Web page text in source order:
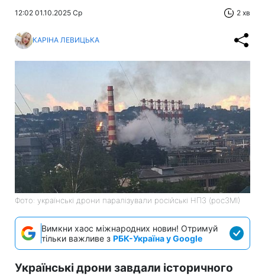
12:02 01.10.2025 Ср 2 хв
КАРІНА ЛЕВИЦЬКА
Фото: українські дрони паралізували російські НПЗ (росЗМІ)
Вимкни хаос міжнародних новин! Отримуй
тільки важливе з РБК-Україна у Google
Українські дрони завдали історичного